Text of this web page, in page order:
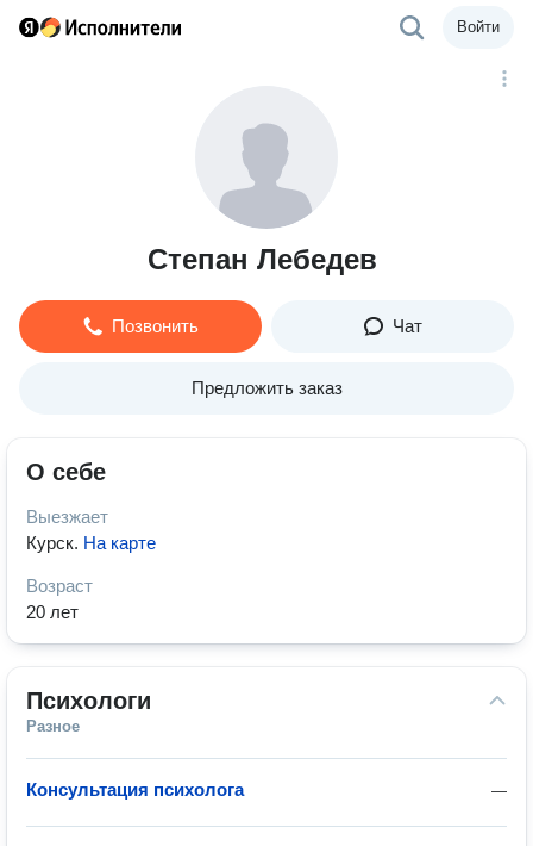
Войти
Степан Лебедев
Позвонить Чат
Предложить заказ
О себе
Выезжает
Курск. На карте
Возраст
20 лет
Психологи
Разное
—
Консультация психолога